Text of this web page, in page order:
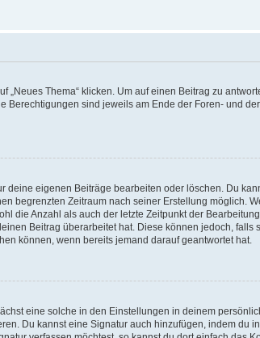
„Neues Thema“ klicken. Um auf einen Beitrag zu
sind jeweils am Ende der Foren- und
deine eigenen Beiträge bearbeiten oder löschen. Du
begrenzten Zeitraum nach seiner Erstellung möglich.
die Anzahl als auch der letzte Zeitpunkt der
Beitrag überarbeitet hat. Diese können jedoch,
können, wenn bereits jemand darauf geantwortet hat.
eine solche in den Einstellungen in deinem
Du kannst eine Signatur auch hinzufügen, indem